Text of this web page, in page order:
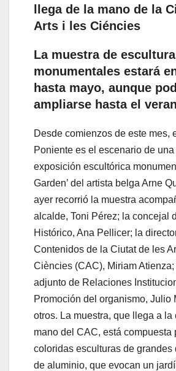
llega de la mano de la
Arts i les Ciéncies
La muestra de
monumentales estará
hasta mayo, aunque
ampliarse hasta el
Desde comienzos de este mes,
Poniente es el escenario de
exposición escultórica
Garden’ del artista belga Arne
ayer recorrió la muestra
alcalde, Toni Pérez; la concejal
Histórico, Ana Pellicer; la
Contenidos de la Ciutat de les
Ciències (CAC), Miriam
adjunto de Relaciones
Promoción del organismo, Julio
otros. La muestra, que llega a la
mano del CAC, está compuesta
coloridas esculturas de grandes
de aluminio, que evocan un